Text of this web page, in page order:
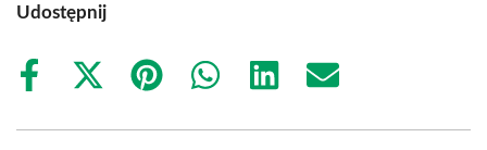
Udostępnij
Share
Share
(Twitter)
Share
Share
Share
Share